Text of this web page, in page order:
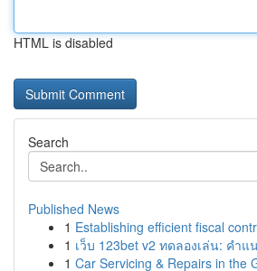
HTML is disabled
Search
Published News
1 Establishing efficient fiscal
1 เว็บ 123bet v2 ทดลองเล่น: คำ
1 Car Servicing & Repairs in the